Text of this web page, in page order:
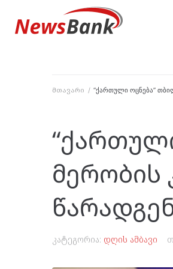
მთავარი / “ქართული ოცნება”
მერობის
კატეგორია: დღის ამბავი